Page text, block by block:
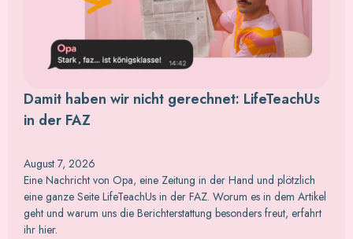
Damit haben wir nicht gerechnet: LifeTeachUs
in der FAZ
August 7, 2026
Eine Nachricht von Opa, eine Zeitung in der Hand und plötzlich
eine ganze Seite LifeTeachUs in der FAZ. Worum es in dem Artikel
geht und warum uns die Berichterstattung besonders freut, erfahrt
ihr hier.